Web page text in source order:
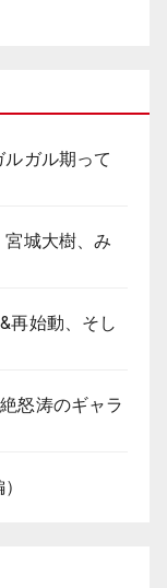
ガル期って
城大樹、み
再始動、そし
怒涛のギャラ